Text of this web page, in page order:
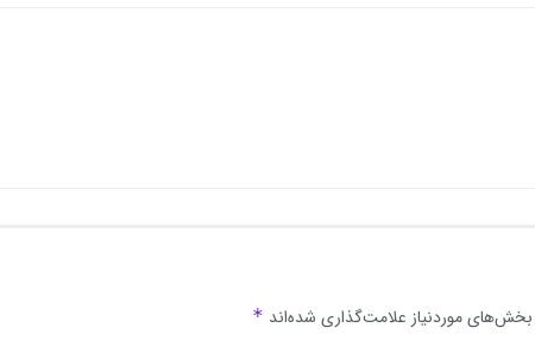
بخش‌های موردنیاز علامت‌گذاری شده‌اند *